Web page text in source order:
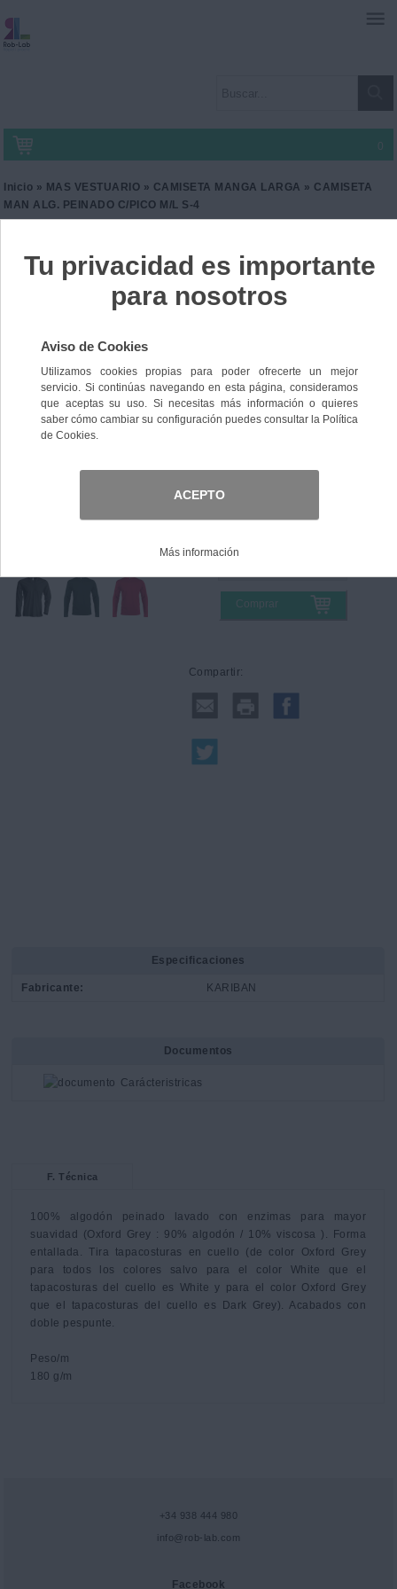
0
Inicio » MAS VESTUARIO » CAMISETA MANGA LARGA » CAMISETA
MAN ALG. PEINADO C/PICO M/L S-4
CAMISETA MAN ALG.
PEINADO C/PICO M/L S-4
Ref. CA-K358
Color
Comprar
Compartir:
Especificaciones
Fabricante: KARIBAN
Documentos
Carácteristricas
F. Técnica
100% algodón peinado lavado con enzimas para mayor
suavidad (Oxford Grey : 90% algodón / 10% viscosa ). Forma
entallada. Tira tapacosturas en cuello (de color Oxford Grey
para todos los colores salvo para el color White que el
tapacosturas del cuello es White y para el color Oxford Grey
que el tapacosturas del cuello es Dark Grey). Acabados con
doble pespunte.
Peso/m
180 g/m
+34 938 444 980
info@rob-lab.com
Facebook